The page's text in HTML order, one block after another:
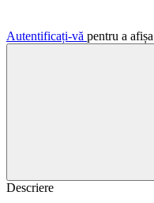
Autentificați-vă pentru a
Descriere